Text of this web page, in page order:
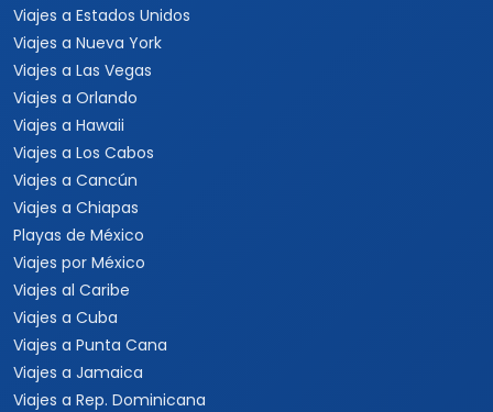
Viajes a Estados Unidos
Viajes a Nueva York
Viajes a Las Vegas
Viajes a Orlando
Viajes a Hawaii
Viajes a Los Cabos
Viajes a Cancún
Viajes a Chiapas
Playas de México
Viajes por México
Viajes al Caribe
Viajes a Cuba
Viajes a Punta Cana
Viajes a Jamaica
Viajes a Rep. Dominicana